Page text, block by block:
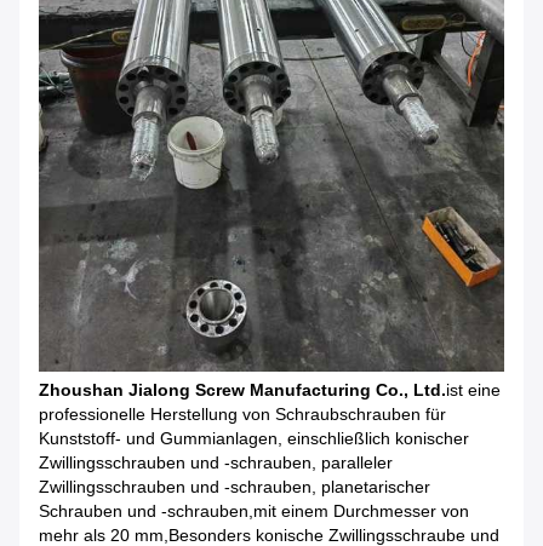
Zhoushan Jialong Screw Manufacturing Co., Ltd.ist eine
professionelle Herstellung von Schraubschrauben für
Kunststoff- und Gummianlagen, einschließlich konischer
Zwillingsschrauben und -schrauben, paralleler
Zwillingsschrauben und -schrauben, planetarischer
Schrauben und -schrauben,mit einem Durchmesser von
mehr als 20 mm,Besonders konische Zwillingsschraube und